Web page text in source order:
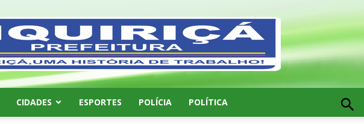
CIDADES ESPORTES POLÍCIA POLÍTICA